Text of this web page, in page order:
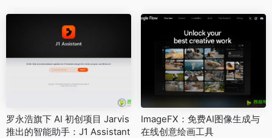
罗永浩旗下 AI 初创项目 Jarvis
推出的智能助手：J1 Assistant
ImageFX：免费AI图像生成与
在线创意绘画工具